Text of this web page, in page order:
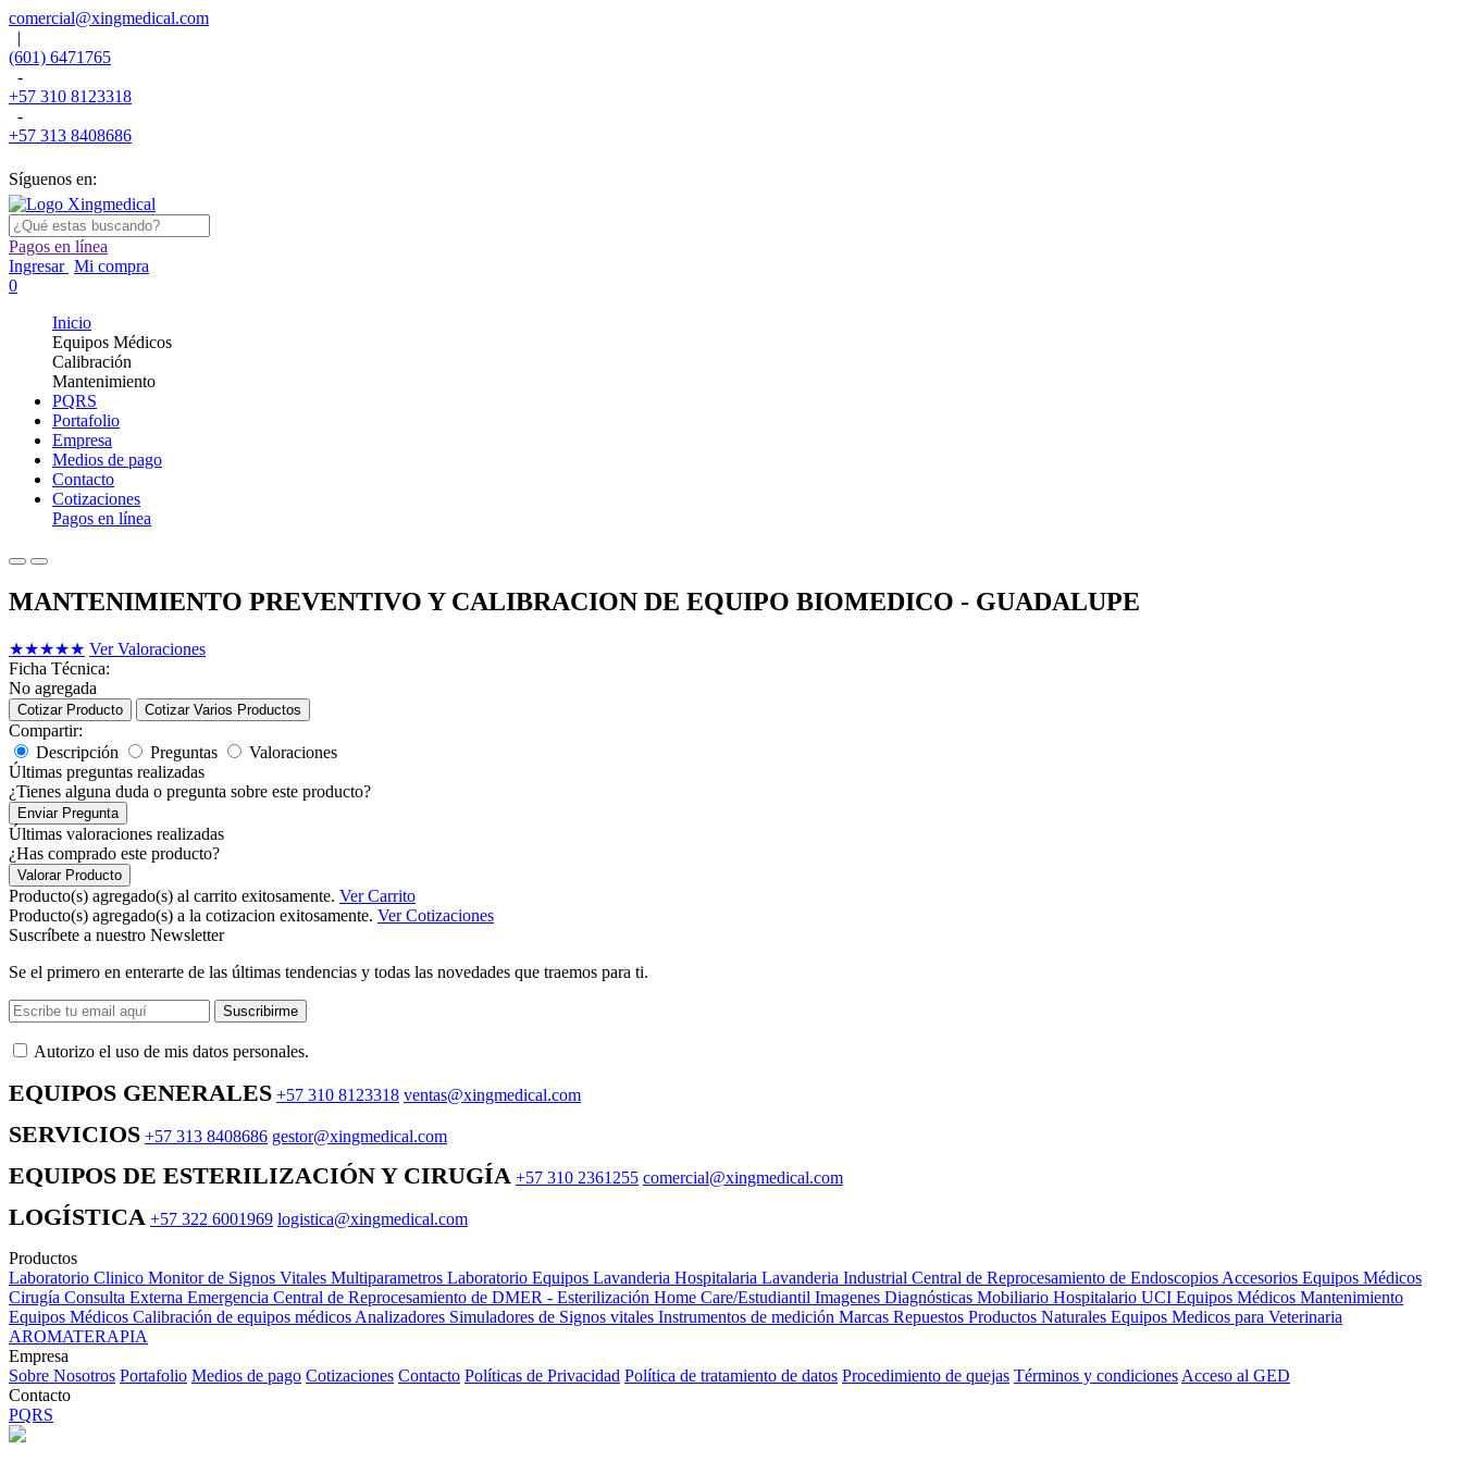
comercial@xingmedical.com
|
(601) 6471765
-
+57 310 8123318
-
+57 313 8408686
Síguenos en:
Pagos en línea
Ingresar Mi compra
0
Inicio
Equipos Médicos
Calibración
Mantenimiento
PQRS
Portafolio
Empresa
Medios de pago
Contacto
Cotizaciones
Pagos en línea
MANTENIMIENTO PREVENTIVO Y CALIBRACION DE EQUIPO BIOMEDICO - GUADALUPE
★★★★★ Ver Valoraciones
Ficha Técnica:
No agregada
Cotizar Producto Cotizar Varios Productos
Compartir:
Descripción
Preguntas
Valoraciones
Últimas preguntas realizadas
¿Tienes alguna duda o pregunta sobre este producto?
Enviar Pregunta
Últimas valoraciones realizadas
¿Has comprado este producto?
Valorar Producto
Producto(s) agregado(s) al carrito exitosamente. Ver Carrito
Producto(s) agregado(s) a la cotizacion exitosamente. Ver Cotizaciones
Suscríbete a nuestro Newsletter
Se el primero en enterarte de las últimas tendencias y todas las novedades que traemos para ti.
Suscribirme
Autorizo ​​el uso de mis datos personales.
EQUIPOS GENERALES +57 310 8123318 ventas@xingmedical.com
SERVICIOS +57 313 8408686 gestor@xingmedical.com
EQUIPOS DE ESTERILIZACIÓN Y CIRUGÍA +57 310 2361255 comercial@xingmedical.com
LOGÍSTICA +57 322 6001969 logistica@xingmedical.com
Productos
Laboratorio Clinico Monitor de Signos Vitales Multiparametros Laboratorio Equipos Lavanderia Hospitalaria Lavanderia Industrial Central de Reprocesamiento de Endoscopios Accesorios Equipos Médicos
Cirugía Consulta Externa Emergencia Central de Reprocesamiento de DMER - Esterilización Home Care/Estudiantil Imagenes Diagnósticas Mobiliario Hospitalario UCI Equipos Médicos Mantenimiento
Equipos Médicos Calibración de equipos médicos Analizadores Simuladores de Signos vitales Instrumentos de medición Marcas Repuestos Productos Naturales Equipos Medicos para Veterinaria
AROMATERAPIA
Empresa
Sobre Nosotros Portafolio Medios de pago Cotizaciones Contacto Políticas de Privacidad Política de tratamiento de datos Procedimiento de quejas Términos y condiciones Acceso al GED
Contacto
PQRS